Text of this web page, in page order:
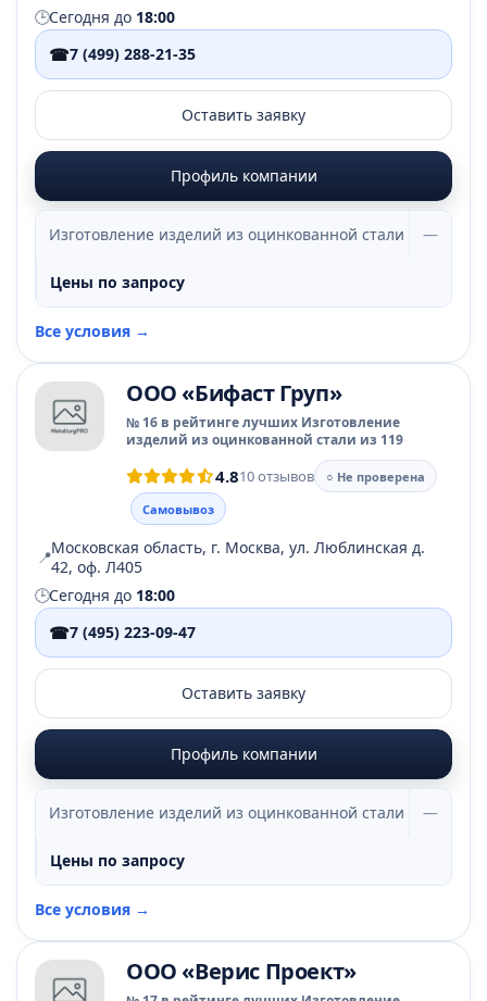
🕒Сегодня до 18:00
☎7 (499) 288-21-35
Оставить заявку
Профиль компании
Изготовление изделий из оцинкованной стали —
Цены по запросу
Все условия →
ООО «Бифаст Груп»
№ 16 в рейтинге лучших Изготовление
изделий из оцинкованной стали из 119
4.810 отзывов
○ Не проверена
Самовывоз
📍Московская область, г. Москва, ул. Люблинская д.
42, оф. Л405
🕒Сегодня до 18:00
☎7 (495) 223-09-47
Оставить заявку
Профиль компании
Изготовление изделий из оцинкованной стали —
Цены по запросу
Все условия →
ООО «Верис Проект»